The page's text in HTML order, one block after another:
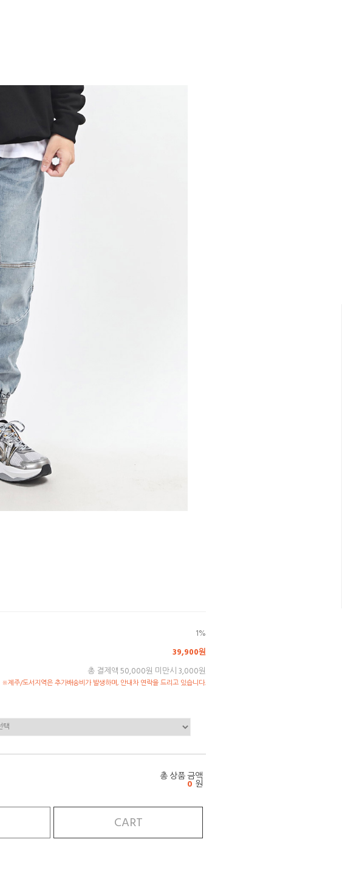
1%
39,900원
총 결제액 50,000원 미만시 3,000원
※제주/도서지역은 추가배송비가 발생하며, 안내차 연락을 드리고 있습니다.
총 상품 금액
0 원
CART